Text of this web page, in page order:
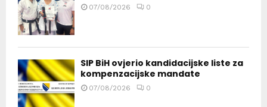
07/08/2026 0
SIP BiH ovjerio kandidacijske liste za
kompenzacijske mandate
07/08/2026 0